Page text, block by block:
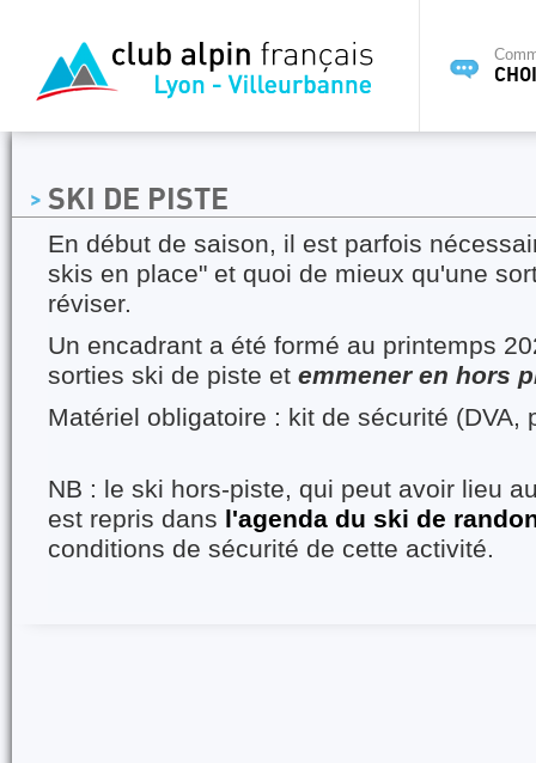
SKI DE PISTE
En début de saison, il est parfois
skis en place" et quoi de mieux qu'une
réviser.
Un encadrant a été formé au printemps
sorties ski de piste et emmener en hors
Matériel obligatoire : kit de sécurité (DVA,
NB : le ski hors-piste, qui peut avoir lieu
est repris dans l'agenda du ski de
conditions de sécurité de cette activité.